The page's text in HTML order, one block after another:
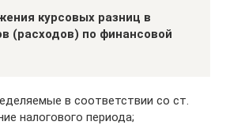
курсовых разниц в
(расходов) по финансовой
в соответствии со ст.
налогового периода;